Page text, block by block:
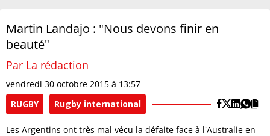
Martin Landajo : "Nous devons finir en
beauté"
Par La rédaction
vendredi 30 octobre 2015 à 13:57
RUGBY
Rugby international
Les Argentins ont très mal vécu la défaite face à l'Australie en